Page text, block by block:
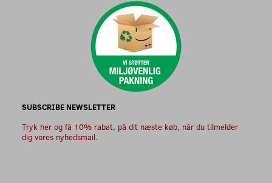
SUBSCRIBE NEWSLETTER
Tryk her og få 10% rabat, på dit næste køb, når du tilmelder
dig vores nyhedsmail.